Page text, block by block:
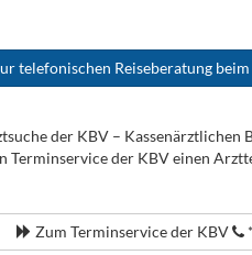
telefonischen Reiseberatung
der KBV – Kassenärztlichen
Terminservice der KBV einen
Zum Terminservice der KBV